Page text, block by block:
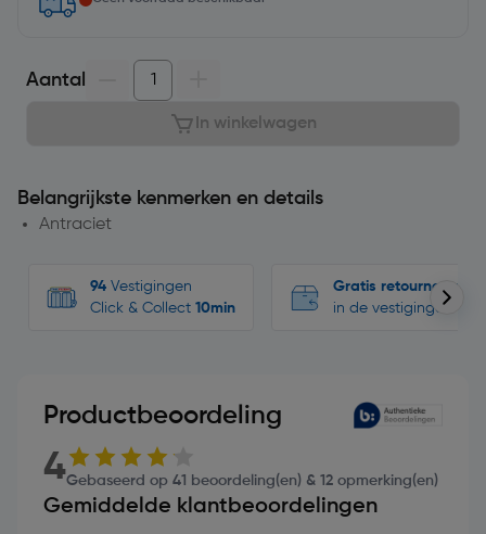
Aantal
In winkelwagen
Belangrijkste kenmerken en details
Antraciet
94 Vestigingen
Click & Collect 10min
Gratis retourneren
in de vestigingen
Productbeoordeling
4Gebaseerd op 41 beoordeling(en) & 12 opmerking(en)
Gemiddelde klantbeoordelingen